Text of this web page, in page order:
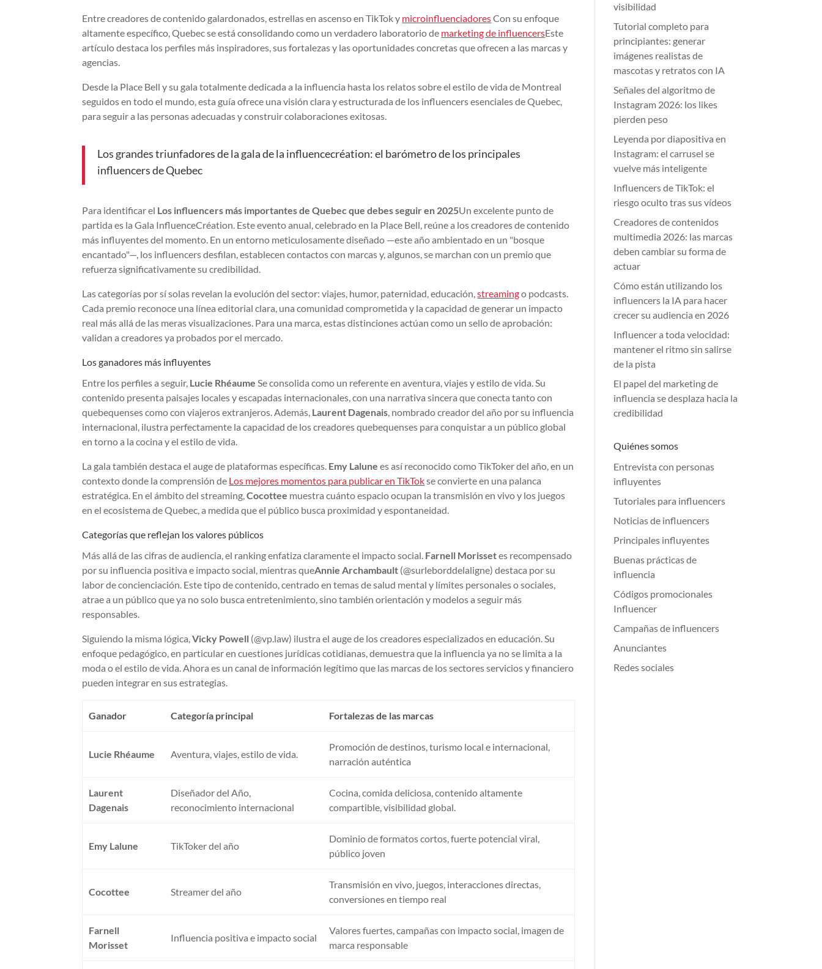
Entre creadores de contenido galardonados, estrellas en ascenso en TikTok y microinfluenciadoresCon su enfoque
altamente específico, Quebec se está consolidando como un verdadero laboratorio de marketing de influencersEste
artículo destaca los perfiles más inspiradores, sus fortalezas y las oportunidades concretas que ofrecen a las marcas y
agencias.
Desde la Place Bell y su gala totalmente dedicada a la influencia hasta los relatos sobre el estilo de vida de Montreal
seguidos en todo el mundo, esta guía ofrece una visión clara y estructurada de los influencers esenciales de Quebec,
para seguir a las personas adecuadas y construir colaboraciones exitosas.
Los grandes triunfadores de la gala de la influencecréation: el barómetro de los principales
influencers de Quebec
Para identificar el Los influencers más importantes de Quebec que debes seguir en 2025Un excelente punto de
partida es la Gala InfluenceCréation. Este evento anual, celebrado en la Place Bell, reúne a los creadores de contenido
más influyentes del momento. En un entorno meticulosamente diseñado —este año ambientado en un "bosque
encantado"—, los influencers desfilan, establecen contactos con marcas y, algunos, se marchan con un premio que
refuerza significativamente su credibilidad.
Las categorías por sí solas revelan la evolución del sector: viajes, humor, paternidad, educación,streamingo podcasts.
Cada premio reconoce una línea editorial clara, una comunidad comprometida y la capacidad de generar un impacto
real más allá de las meras visualizaciones. Para una marca, estas distinciones actúan como un sello de aprobación:
validan a creadores ya probados por el mercado.
Los ganadores más influyentes
Entre los perfiles a seguir, Lucie Rhéaume Se consolida como un referente en aventura, viajes y estilo de vida. Su
contenido presenta paisajes locales y escapadas internacionales, con una narrativa sincera que conecta tanto con
quebequenses como con viajeros extranjeros. Además, Laurent Dagenais, nombrado creador del año por su influencia
internacional, ilustra perfectamente la capacidad de los creadores quebequenses para conquistar a un público global
en torno a la cocina y el estilo de vida.
La gala también destaca el auge de plataformas específicas. Emy Lalune es así reconocido como TikToker del año, en un
contexto donde la comprensión de Los mejores momentos para publicar en TikTokse convierte en una palanca
estratégica. En el ámbito del streaming,Cocottee muestra cuánto espacio ocupan la transmisión en vivo y los juegos
en el ecosistema de Quebec, a medida que el público busca proximidad y espontaneidad.
Categorías que reflejan los valores públicos
Más allá de las cifras de audiencia, el ranking enfatiza claramente el impacto social. Farnell Morissetes recompensado
por su influencia positiva e impacto social, mientras queAnnie Archambault (@surleborddelaligne) destaca por su
labor de concienciación. Este tipo de contenido, centrado en temas de salud mental y límites personales o sociales,
atrae a un público que ya no solo busca entretenimiento, sino también orientación y modelos a seguir más
responsables.
Siguiendo la misma lógica,Vicky Powell (@vp.law) ilustra el auge de los creadores especializados en educación. Su
enfoque pedagógico, en particular en cuestiones jurídicas cotidianas, demuestra que la influencia ya no se limita a la
moda o el estilo de vida. Ahora es un canal de información legítimo que las marcas de los sectores servicios y financiero
pueden integrar en sus estrategias.
Ganador Categoría principal Fortalezas de las marcas
Lucie Rhéaume Aventura, viajes, estilo de vida.
Promoción de destinos, turismo local e internacional,
narración auténtica
Laurent
Dagenais
Diseñador del Año,
reconocimiento internacional
Cocina, comida deliciosa, contenido altamente
compartible, visibilidad global.
Emy Lalune TikToker del año
Dominio de formatos cortos, fuerte potencial viral,
público joven
Cocottee Streamer del año
Transmisión en vivo, juegos, interacciones directas,
conversiones en tiempo real
Farnell
Morisset
Influencia positiva e impacto social
Valores fuertes, campañas con impacto social, imagen de
marca responsable
visibilidad
Tutorial completo para
principiantes: generar
imágenes realistas de
mascotas y retratos con IA
Señales del algoritmo de
Instagram 2026: los likes
pierden peso
Leyenda por diapositiva en
Instagram: el carrusel se
vuelve más inteligente
Influencers de TikTok: el
riesgo oculto tras sus vídeos
Creadores de contenidos
multimedia 2026: las marcas
deben cambiar su forma de
actuar
Cómo están utilizando los
influencers la IA para hacer
crecer su audiencia en 2026
Influencer a toda velocidad:
mantener el ritmo sin salirse
de la pista
El papel del marketing de
influencia se desplaza hacia la
credibilidad
Quiénes somos
Entrevista con personas
influyentes
Tutoriales para influencers
Noticias de influencers
Principales influyentes
Buenas prácticas de
influencia
Códigos promocionales
Influencer
Campañas de influencers
Anunciantes
Redes sociales